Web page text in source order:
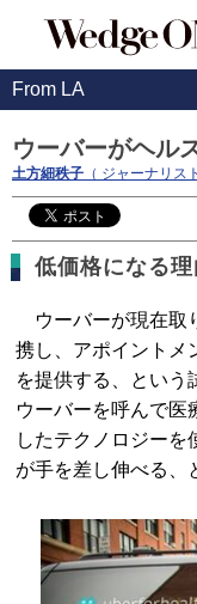
From LA
ウーバーがヘル
土方細秩子 （ ジャーナリス
低価格になる理
ウーバーが現在取
携し、アポイントメ
を提供する、という
ウーバーを呼んで医
したテクノロジーを
が手を差し伸べる、